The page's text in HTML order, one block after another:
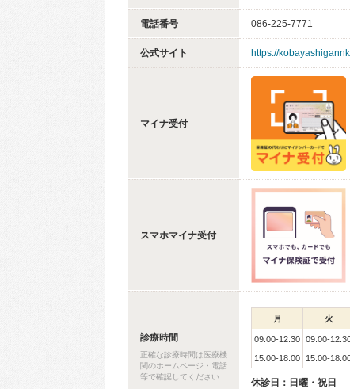
電話番号 086-225-7771
公式サイト https://
マイナ受付
スマホマイナ受付
診療時間
正確な診療時間は医療機
関のホームページ・電話
等で確認してください
月 火
09:00-12:30 09:00-
15:00-18:00
15:00-
休診日：日曜・祝日